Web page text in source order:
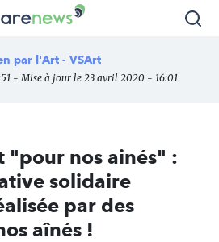
par l'Art - VSArt
- Mise à jour le 23 avril 2020 - 16:01
"pour nos ainés" :
solidaire
par des
aînés !